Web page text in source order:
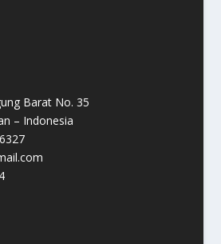
Barat No. 35
– Indonesia